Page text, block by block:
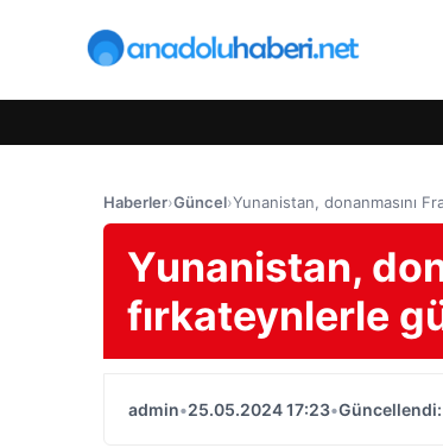
Haberler›Güncel›Yunanistan, donanmasını
Yunanistan,
fırkateynlerle
admin•25.05.2024 17:23•